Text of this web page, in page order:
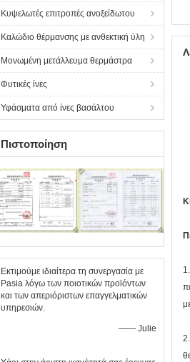
Κυψελωτές επιτροπές ανοξείδωτου
Καλώδιο θέρμανσης με ανθεκτική ύλη
Μονωμένη μετάλλευμα θερμάστρα
Φυτικές ίνες
Υφάσματα από ίνες βασάλτου
Πιστοποίηση
Εκτιμούμε ιδιαίτερα τη συνεργασία με
Pasia λόγω των ποιοτικών προϊόντων
και των απεριόριστων επαγγελματικών
υπηρεσιών.
—— Julie